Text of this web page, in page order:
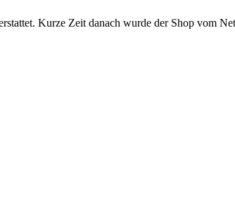
Kurze Zeit danach wurde der Shop vom